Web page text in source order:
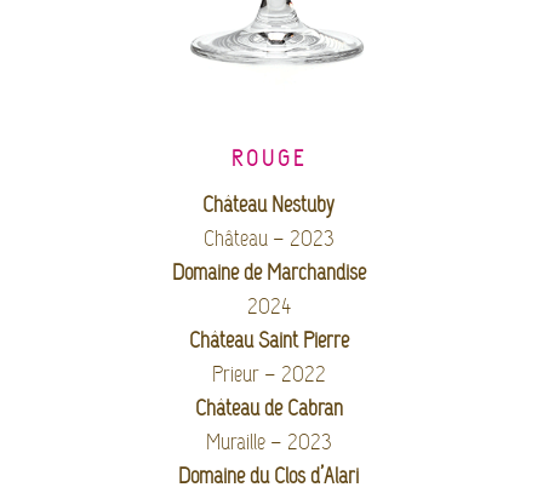
ROUGE
Château Nestuby
Château – 2023
Domaine de Marchandise
2024
Château Saint Pierre
Prieur – 2022
Château de Cabran
Muraille – 2023
Domaine du Clos d’Alari